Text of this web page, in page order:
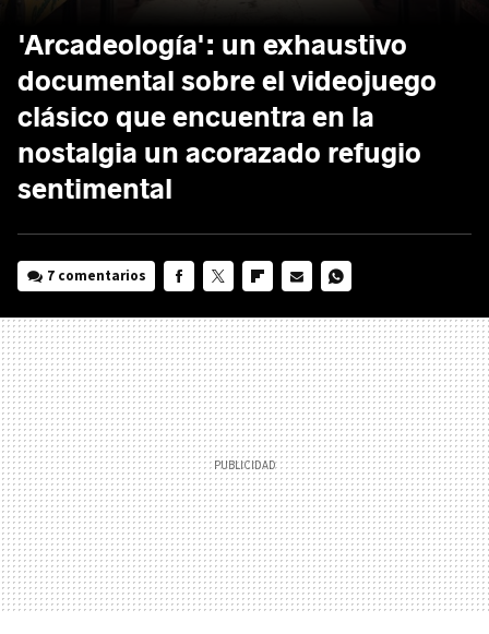
'Arcadeología': un exhaustivo
documental sobre el videojuego
clásico que encuentra en la
nostalgia un acorazado refugio
sentimental
7 comentarios
MAIL